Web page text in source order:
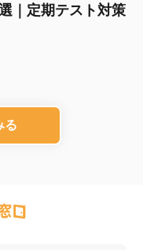
｜定期テスト対策
る